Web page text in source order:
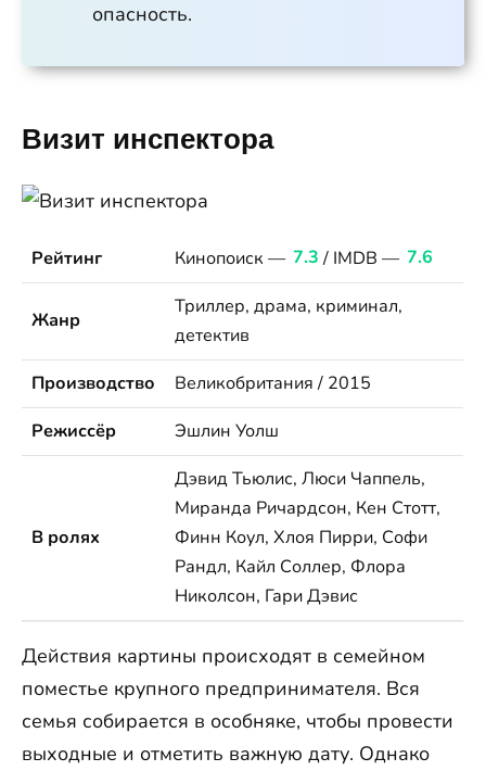
опасность.
Визит инспектора
Рейтинг Кинопоиск — 7.3 / IMDB — 7.6
Жанр
Триллер, драма, криминал,
детектив
Производство
Великобритания / 2015
Режиссёр
Эшлин Уолш
В ролях
Дэвид Тьюлис, Люси Чаппель,
Миранда Ричардсон, Кен Стотт,
Финн Коул, Хлоя Пирри, Софи
Рандл, Кайл Соллер, Флора
Николсон, Гари Дэвис
Действия картины происходят в семейном
поместье крупного предпринимателя. Вся
семья собирается в особняке, чтобы провести
выходные и отметить важную дату. Однако